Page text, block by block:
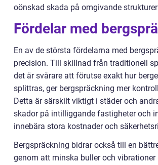
oönskad skada på omgivande
Fördelar med
En av de största fördelarna med
precision. Till skillnad från traditionell
det är svårare att förutse exakt hur
splittras, ger bergspräckning mer
Detta är särskilt viktigt i städer och
skador på intilliggande fastigheter och
innebära stora kostnader och
Bergspräckning bidrar också till en
genom att minska buller och vibrationer